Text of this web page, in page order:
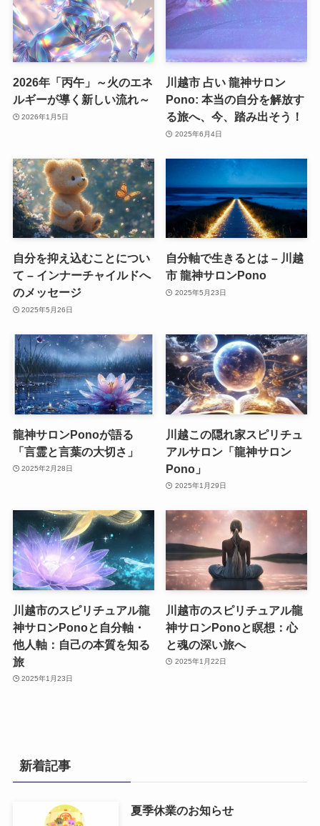
2026年「丙午」～火のエネ
ルギーが導く新しい流れ～
2026年1月5日
川越市 占い 龍神サロン
Pono: 本当の自分を解放す
る旅へ、今、踏み出そう！
2025年6月4日
自分を抑え込むことについ
て – インナーチャイルドへ
のメッセージ
2025年5月26日
自分軸で生きるとは – 川越
市 龍神サロンPono
2025年5月23日
龍神サロンPonoが語る
「言霊と言葉の大切さ」
2025年2月28日
川越この隠れ家スピリチュ
アルサロン「龍神サロン
Pono」
2025年1月29日
川越市のスピリチュアル龍
神サロンPonoと自分軸・
他人軸：自己の本質を知る
旅
2025年1月23日
川越市のスピリチュアル龍
神サロンPonoと瞑想：心
と魂の深い旅へ
2025年1月22日
新着記事
夏季休業のお知らせ